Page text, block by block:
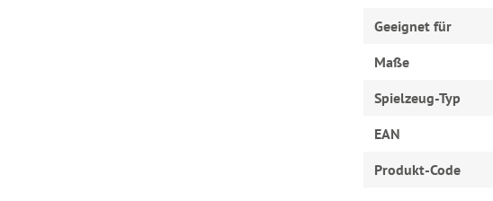
Geeignet für
Maße
Spielzeug-Typ
EAN
Produkt-Code